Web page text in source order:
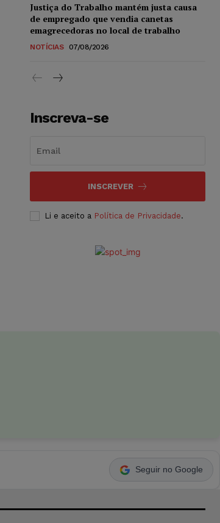
Justiça do Trabalho mantém justa causa
de empregado que vendia canetas
emagrecedoras no local de trabalho
NOTÍCIAS 07/08/2026
Inscreva-se
INSCREVER
Li e aceito a Política de Privacidade.
Seguir no Google